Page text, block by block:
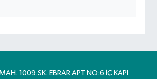
1009.SK. EBRAR APT NO:6 İÇ KAPI